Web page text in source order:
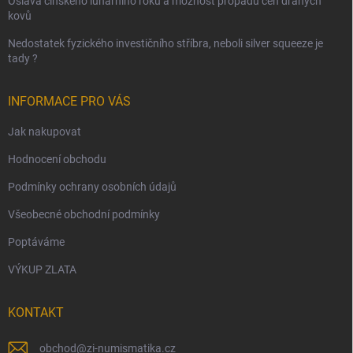
kovů
Nedostatek fyzického investičního stříbra, neboli silver squeeze je
tady ?
INFORMACE PRO VÁS
Jak nakupovat
Hodnocení obchodu
Podmínky ochrany osobních údajů
Všeobecné obchodní podmínky
Poptáváme
VÝKUP ZLATA
KONTAKT
obchod@zi-numismatika.cz